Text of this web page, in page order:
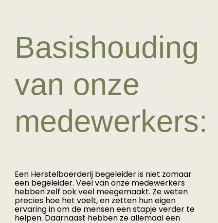
Basishouding
van onze
medewerkers:
Een Herstelboerderij begeleider is niet zomaar
een begeleider. Veel van onze medewerkers
hebben zelf ook veel meegemaakt. Ze weten
precies hoe het voelt, en zetten hun eigen
ervaring in om de mensen een stapje verder te
helpen. Daarnaast hebben ze allemaal een